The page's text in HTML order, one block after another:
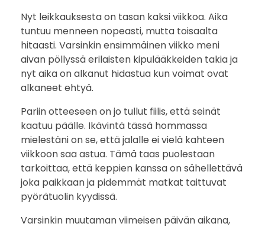
e
n
i
n
l
i
i
k
k
Nyt leikkauksesta on tasan kaksi viikkoa. Aika
tuntuu menneen nopeasti, mutta toisaalta
hitaasti. Varsinkin ensimmäinen viikko meni
aivan pöllyssä erilaisten kipulääkkeiden takia ja
nyt aika on alkanut hidastua kun voimat ovat
alkaneet ehtyä.
Pariin otteeseen on jo tullut fiilis, että seinät
kaatuu päälle. Ikävintä tässä hommassa
mielestäni on se, että jalalle ei vielä kahteen
viikkoon saa astua. Tämä taas puolestaan
tarkoittaa, että keppien kanssa on sähellettävä
joka paikkaan ja pidemmät matkat taittuvat
pyörätuolin kyydissä.
Varsinkin muutaman viimeisen päivän aikana,